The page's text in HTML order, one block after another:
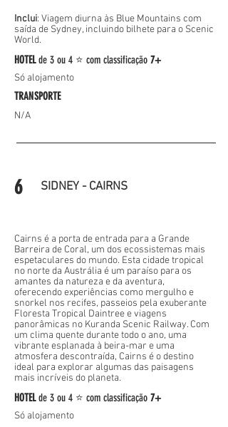
Inclui: Viagem diurna às Blue Mountains com
saída de Sydney, incluindo bilhete para o Scenic
World.
HOTELde 3 ou 4 ⭐ com classificação 7+
Só alojamento
TRANSPORTE
N/A
6 SIDNEY - CAIRNS
Cairns é a porta de entrada para a Grande
Barreira de Coral, um dos ecossistemas mais
espetaculares do mundo. Esta cidade tropical
no norte da Austrália é um paraíso para os
amantes da natureza e da aventura,
oferecendo experiências como mergulho e
snorkel nos recifes, passeios pela exuberante
Floresta Tropical Daintree e viagens
panorâmicas no Kuranda Scenic Railway. Com
um clima quente durante todo o ano, uma
vibrante esplanada à beira-mar e uma
atmosfera descontraída, Cairns é o destino
ideal para explorar algumas das paisagens
mais incríveis do planeta.
HOTELde 3 ou 4 ⭐ com classificação 7+
Só alojamento